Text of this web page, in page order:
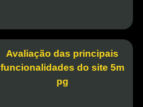
Avaliação das principais
funcionalidades do site 5m
pg